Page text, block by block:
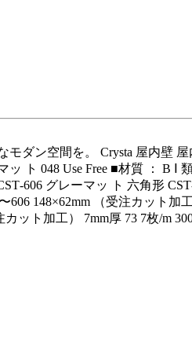
ダン空間を。 Crysta 屋内壁
ト 048 Use Free ■材質 ： B Ⅰ
グレーマッ ト 六角形
606 148×62mm （受注カット加
ット加工） 7mm厚 73 7枚/m